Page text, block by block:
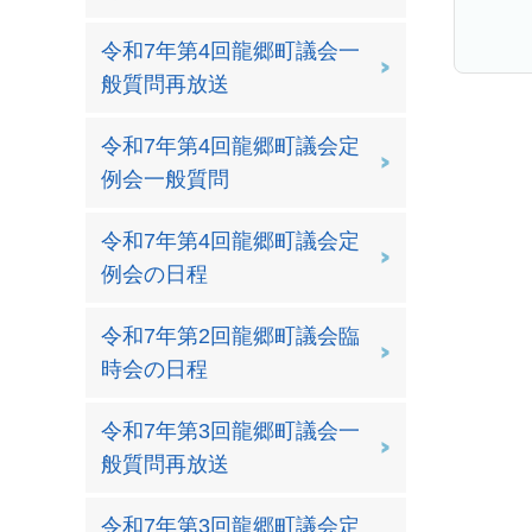
令和7年第4回龍郷町議会一
般質問再放送
令和7年第4回龍郷町議会定
例会一般質問
令和7年第4回龍郷町議会定
例会の日程
令和7年第2回龍郷町議会臨
時会の日程
令和7年第3回龍郷町議会一
般質問再放送
令和7年第3回龍郷町議会定